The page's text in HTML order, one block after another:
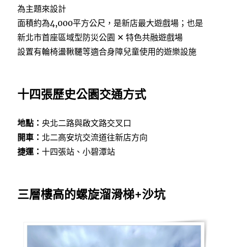
為主題來設計
面積約為4,000平方公尺，是新店最大遊戲場；也是
新北市首座區域型防災公園 ✕ 特色共融遊戲場
設置有輪椅盪鞦韆等適合身障兒童使用的遊樂設施
十四張歷史公園交通方式
地點： 央北二路與啟文路交叉口
開車： 北二高安坑交流道往新店方向
捷運：十四張站、小碧潭站
三層樓高的螺旋溜滑梯+沙坑